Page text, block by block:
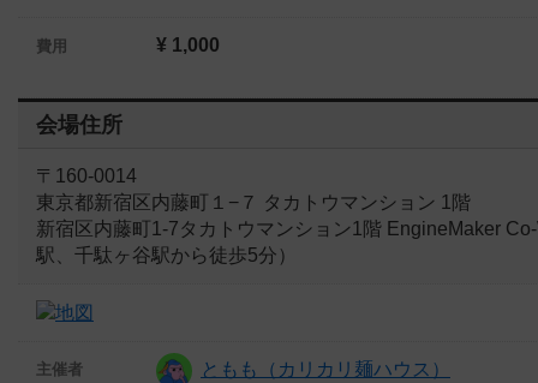
費用 ¥ 1,000
会場住所
〒160-0014
東京都新宿区内藤町１−７ タカトウマンション 1階
新宿区内藤町1-7タカトウマンション1階 EngineMaker
駅、千駄ヶ谷駅から徒歩5分）
主催者 ともも（カリカリ麺ハウス）